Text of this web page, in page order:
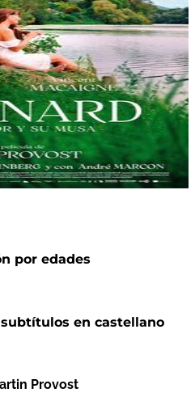
por edades
en castellano
Provost